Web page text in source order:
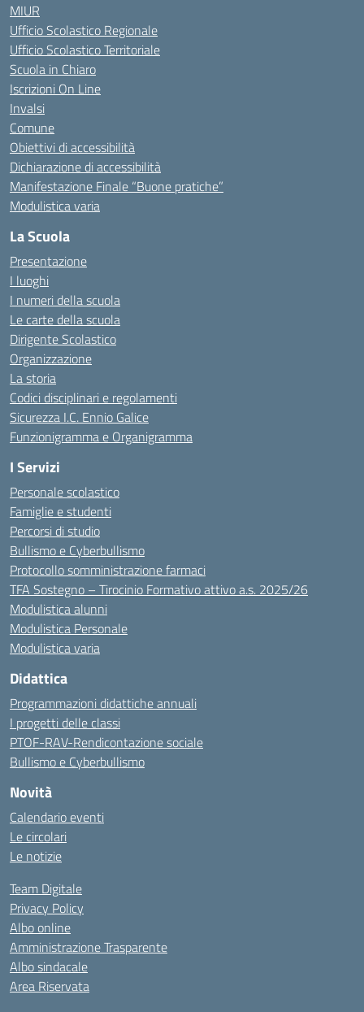
MIUR
Ufficio Scolastico Regionale
Ufficio Scolastico Territoriale
Scuola in Chiaro
Iscrizioni On Line
Invalsi
Comune
Obiettivi di accessibilità
Dichiarazione di accessibilità
Manifestazione Finale “Buone pratiche”
Modulistica varia
La Scuola
Presentazione
I luoghi
I numeri della scuola
Le carte della scuola
Dirigente Scolastico
Organizzazione
La storia
Codici disciplinari e regolamenti
Sicurezza I.C. Ennio Galice
Funzionigramma e Organigramma
I Servizi
Personale scolastico
Famiglie e studenti
Percorsi di studio
Bullismo e Cyberbullismo
Protocollo somministrazione farmaci
TFA Sostegno – Tirocinio Formativo attivo a.s. 2025/26
Modulistica alunni
Modulistica Personale
Modulistica varia
Didattica
Programmazioni didattiche annuali
I progetti delle classi
PTOF-RAV-Rendicontazione sociale
Bullismo e Cyberbullismo
Novità
Calendario eventi
Le circolari
Le notizie
Team Digitale
Privacy Policy
Albo online
Amministrazione Trasparente
Albo sindacale
Area Riservata